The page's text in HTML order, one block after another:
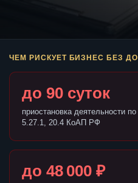
ЧЕМ РИСКУЕТ БИЗНЕС БЕЗ
до 90 суток
приостановка деятельности
5.27.1, 20.4 КоАП РФ
до 48 000 ₽